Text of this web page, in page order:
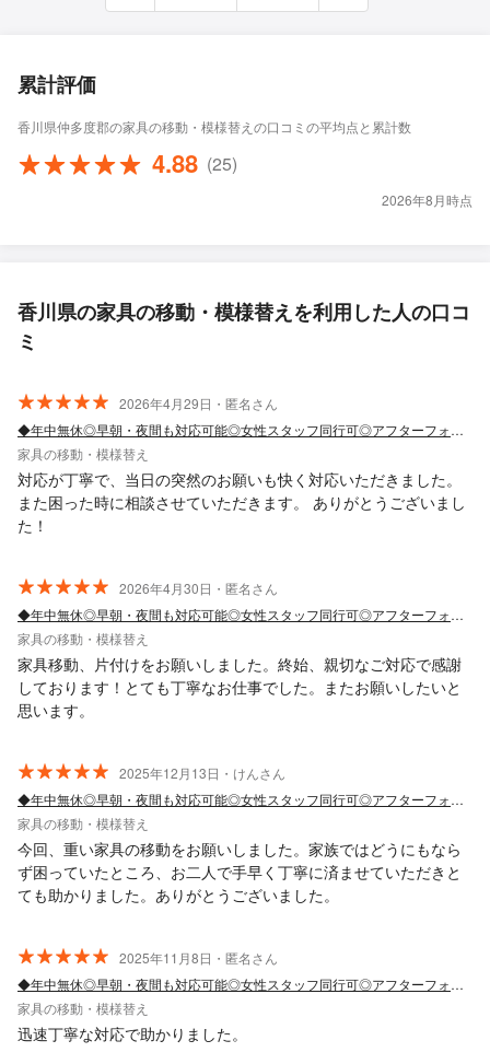
累計評価
香川県仲多度郡の家具の移動・模様替えの口コミの平均点と累計数
4.88 (25)
2026年8月時点
香川県の家具の移動・模様替えを利用した人の口コ
ミ
2026年4月29日・匿名さん
◆年中無休◎早朝・夜間も対応可能◎女性スタッフ同行可◎アフターフォロー万全
家具の移動・模様替え
対応が丁寧で、当日の突然のお願いも快く対応いただきました。
また困った時に相談させていただきます。 ありがとうございまし
た！
2026年4月30日・匿名さん
◆年中無休◎早朝・夜間も対応可能◎女性スタッフ同行可◎アフターフォロー万全
家具の移動・模様替え
家具移動、片付けをお願いしました。終始、親切なご対応で感謝
しております！とても丁寧なお仕事でした。またお願いしたいと
思います。
2025年12月13日・けんさん
◆年中無休◎早朝・夜間も対応可能◎女性スタッフ同行可◎アフターフォロー万全
家具の移動・模様替え
今回、重い家具の移動をお願いしました。家族ではどうにもなら
ず困っていたところ、お二人で手早く丁寧に済ませていただきと
ても助かりました。ありがとうございました。
2025年11月8日・匿名さん
◆年中無休◎早朝・夜間も対応可能◎女性スタッフ同行可◎アフターフォロー万全
家具の移動・模様替え
迅速丁寧な対応で助かりました。